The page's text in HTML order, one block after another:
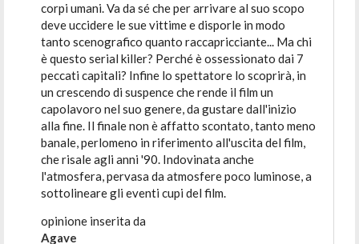
corpi umani. Va da sé che per arrivare al suo scopo
deve uccidere le sue vittime e disporle in modo
tanto scenografico quanto raccapricciante... Ma chi
è questo serial killer? Perché è ossessionato dai 7
peccati capitali? Infine lo spettatore lo scoprirà, in
un crescendo di suspence che rende il film un
capolavoro nel suo genere, da gustare dall'inizio
alla fine. Il finale non è affatto scontato, tanto meno
banale, perlomeno in riferimento all'uscita del film,
che risale agli anni '90. Indovinata anche
l'atmosfera, pervasa da atmosfere poco luminose, a
sottolineare gli eventi cupi del film.
opinione inserita da
Agave